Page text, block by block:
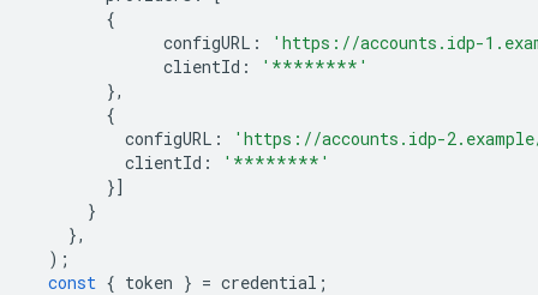
{
configURL :
'https://accounts.idp-
clientId :
'********'
},
{
configURL :
'https://accounts.idp-
clientId :
'********'
}]
}
},
);
const { token } = credential ;